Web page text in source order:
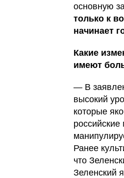
основную
только к
начинает
Какие
имеют
— В
высокий
которые
российские
Ранее
что
Зеленский